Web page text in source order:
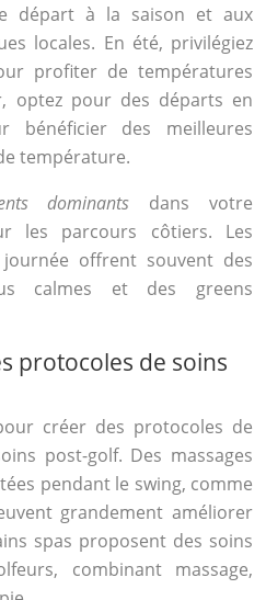
départ à la saison et aux
locales. En été, privilégiez
profiter de températures
optez pour des départs en
bénéficier des meilleures
température.
dominants dans votre
les parcours côtiers. Les
offrent souvent des
calmes et des greens
protocoles de soins
créer des protocoles de
post-golf. Des massages
pendant le swing, comme
grandement améliorer
spas proposent des soins
combinant massage,